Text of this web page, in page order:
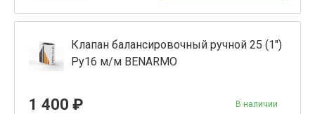
Клапан балансировочный ручной 25 (1")
Ру16 м/м BENARMO
1 400 ₽ В наличии